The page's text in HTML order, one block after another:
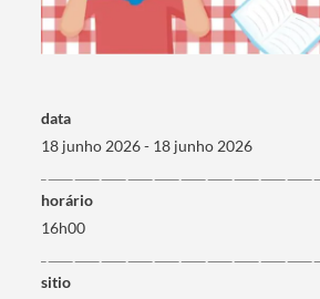
Categorias gerais
data
18 junho 2026 - 18 junho 2026
horário
16h00
sitio